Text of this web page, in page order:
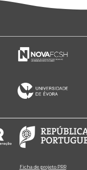
Ficha de projeto PRR